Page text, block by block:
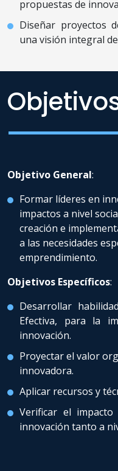
propuestas de
Diseñar proyectos
una visión integral
Objetivo General:
Formar líderes en
impactos a nivel
creación e
a las necesidades
emprendimiento.
Objetivos Específicos:
Desarrollar
Efectiva, para la
innovación.
Proyectar el valor
innovadora.
Aplicar recursos y
Verificar el
innovación tanto a